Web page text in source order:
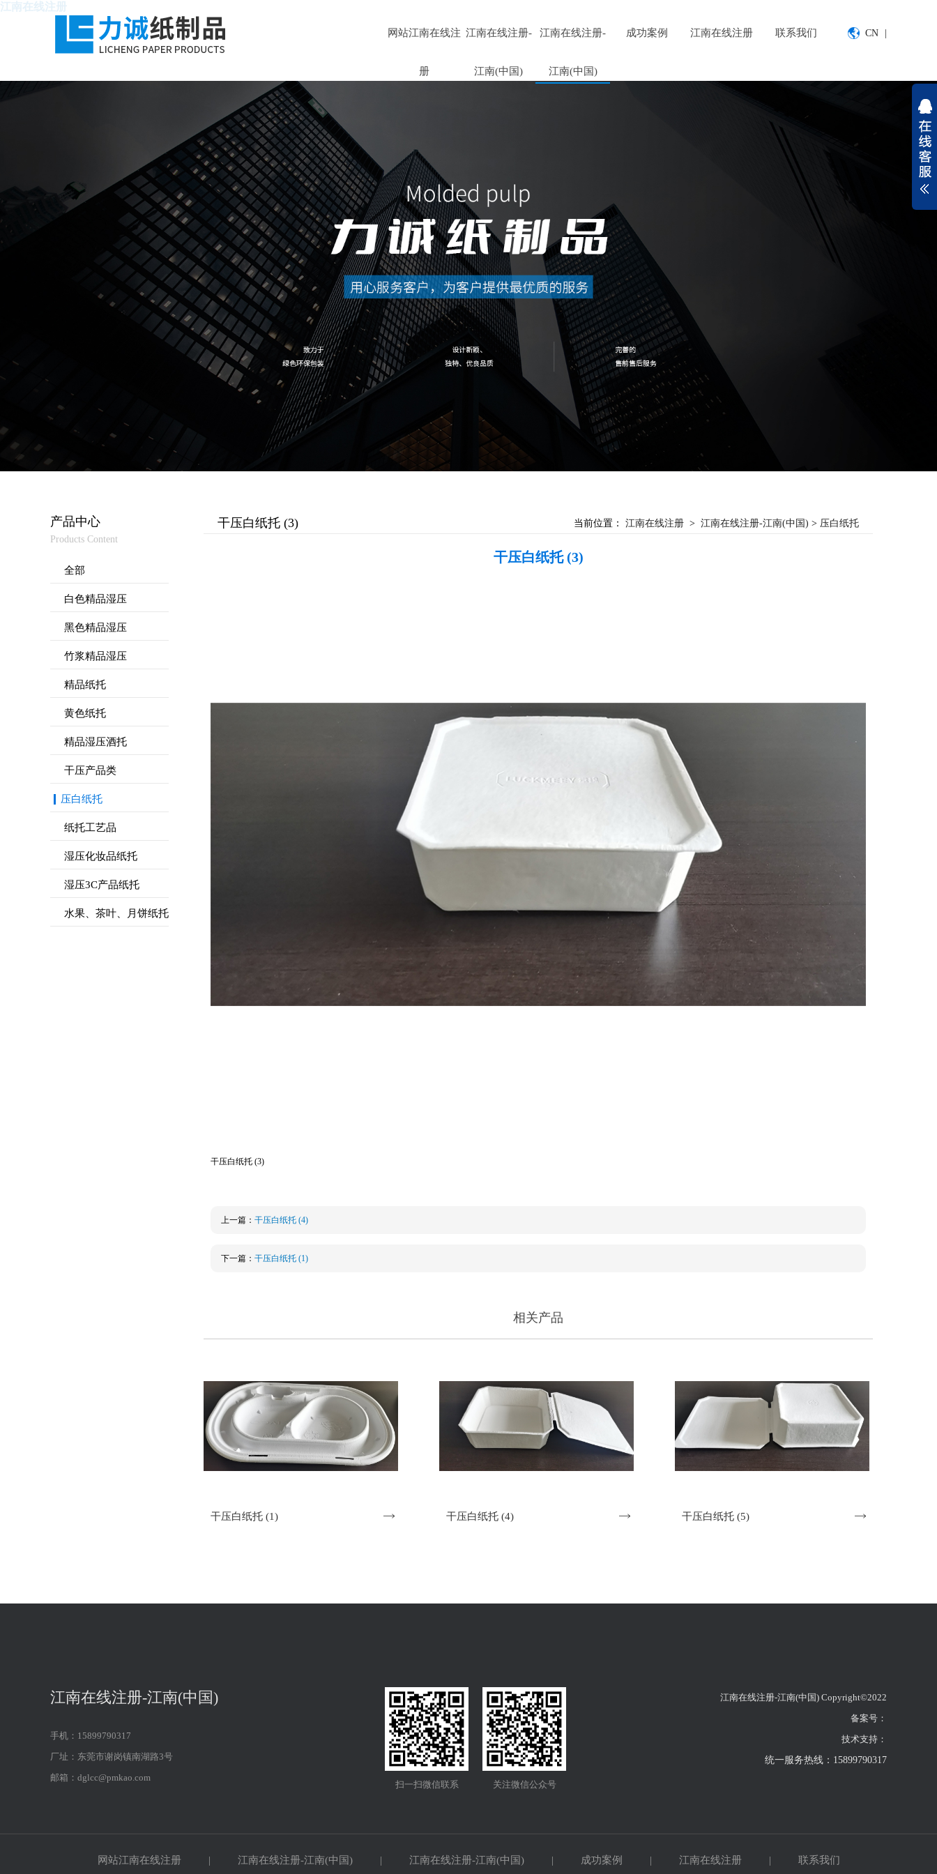
江南在线注册
CN
网站江南在线注
册
江南在线注册-
江南(中国)
江南在线注册-
江南(中国)
成功案例 江南在线注册 联系我们
产品中心
Products Content
全部
白色精品湿压
黑色精品湿压
竹浆精品湿压
精品纸托
黄色纸托
精品湿压酒托
干压产品类
压白纸托
纸托工艺品
湿压化妆品纸托
湿压3C产品纸托
水果、茶叶、月饼纸托
干压白纸托 (3) 当前位置： 江南在线注册 > 江南在线注册-江南(中国) > 压白纸托
干压白纸托 (3)
干压白纸托 (3)
上一篇： 干压白纸托 (4)
下一篇： 干压白纸托 (1)
相关产品
干压白纸托 (1)  干压白纸托 (4)  干压白纸托 (5) 
江南在线注册-江南(中国)
手机：15899790317
厂址：东莞市谢岗镇南湖路3号
邮箱：dglcc@pmkao.com
扫一扫微信联系 关注微信公众号
江南在线注册-江南(中国) Copyright©2022
备案号：
技术支持：
统一服务热线：15899790317
网站江南在线注册 | 江南在线注册-江南(中国) | 江南在线注册-江南(中国) | 成功案例 | 江南在线注册 | 联系我们